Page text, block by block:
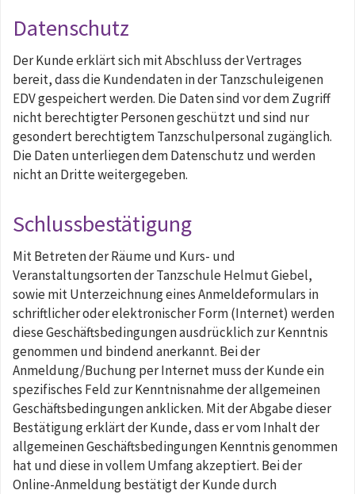
Datenschutz
Der Kunde erklärt sich mit Abschluss der Vertrages
bereit, dass die Kundendaten in der Tanzschuleigenen
EDV gespeichert werden. Die Daten sind vor dem Zugriff
nicht berechtigter Personen geschützt und sind nur
gesondert berechtigtem Tanzschulpersonal zugänglich.
Die Daten unterliegen dem Datenschutz und werden
nicht an Dritte weitergegeben.
Schlussbestätigung
Mit Betreten der Räume und Kurs- und
Veranstaltungsorten der Tanzschule Helmut Giebel,
sowie mit Unterzeichnung eines Anmeldeformulars in
schriftlicher oder elektronischer Form (Internet) werden
diese Geschäftsbedingungen ausdrücklich zur Kenntnis
genommen und bindend anerkannt. Bei der
Anmeldung/Buchung per Internet muss der Kunde ein
spezifisches Feld zur Kenntnisnahme der allgemeinen
Geschäftsbedingungen anklicken. Mit der Abgabe dieser
Bestätigung erklärt der Kunde, dass er vom Inhalt der
allgemeinen Geschäftsbedingungen Kenntnis genommen
hat und diese in vollem Umfang akzeptiert. Bei der
Online-Anmeldung bestätigt der Kunde durch